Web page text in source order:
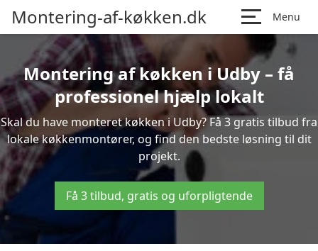
Montering-af-køkken.dk Menu
Montering af køkken i Udby – få
professionel hjælp lokalt
Skal du have monteret køkken i Udby? Få 3 gratis tilbud fra
lokale køkkenmontører, og find den bedste løsning til dit
projekt.
Få 3 tilbud, gratis og uforpligtende